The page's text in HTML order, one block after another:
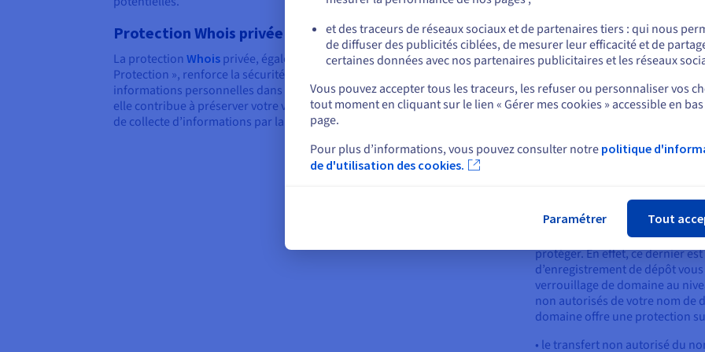
Protection Whois privée
La protection Whois privée, également connue sous le nom de « Privacy
Protection », renforce la sécurité de votre nom de domaine en masquant vos
informations personnelles dans la base de données Whois publique. De plus,
elle contribue à préserver votre vie privée en ligne, réduisant ainsi le risque
de collecte d’informations par la concurrence ou par des acteurs malveillants.
Activer le verrou de
Lorsque le ou la titulaire d’un
nom pour le site internet de
protéger. En effet, ce dernier
d’enregistrement de dépôt
verrouillage de domaine au
non autorisés de votre nom de
domaine offre une protection
• le transfert non autorisé du
ou
Rester sur le site actuel
Sélectionner un autre site web
et des traceurs de réseaux sociaux et de partenaires tiers : qui nous
de diffuser des publicités ciblées, de mesurer leur efficacité et de
certaines données avec nos partenaires publicitaires et les réseaux
Vous pouvez accepter tous les traceurs, les refuser ou personnaliser vos
tout moment en cliquant sur le lien « Gérer mes cookies » accessible en
page.
Pour plus d’informations, vous pouvez consulter notre politique
de d'utilisation des cookies.
Paramétrer Tout